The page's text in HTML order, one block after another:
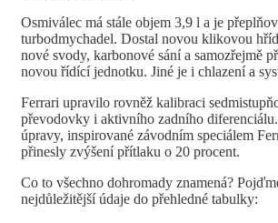
Osmiválec má stále objem 3,9 l a je
turbodmychadel. Dostal novou klikovou
nové svody, karbonové sání a samozřejmě
novou řídící jednotku. Jiné je i chlazení a
Ferrari upravilo rovněž kalibraci
převodovky i aktivního zadního
úpravy, inspirované závodním speciálem
přinesly zvýšení přítlaku o 20 procent.
Co to všechno dohromady znamená?
nejdůležitější údaje do přehledné tabulky: